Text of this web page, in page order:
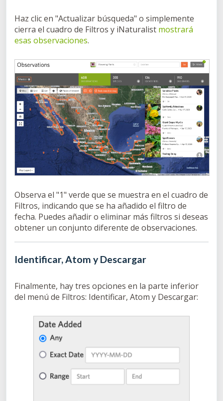
Haz clic en "Actualizar búsqueda" o simplemente
cierra el cuadro de Filtros y iNaturalist mostrará
esas observaciones.
Observa el "1" verde que se muestra en el cuadro de
Filtros, indicando que se ha añadido el filtro de
fecha. Puedes añadir o eliminar más filtros si deseas
obtener un conjunto diferente de observaciones.
Identificar, Atom y Descargar
Finalmente, hay tres opciones en la parte inferior
del menú de Filtros: Identificar, Atom y Descargar: